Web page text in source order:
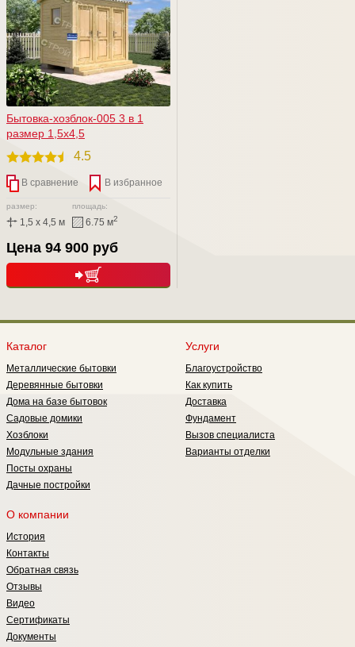
Бытовка-хозблок-005 3 в 1
размер 1,5х4,5
4.5
В сравнение В избранное
размер:
1,5 x 4,5 м
площадь:
6.75 м2
Цена 94 900 руб
Каталог
Металлические бытовки
Деревянные бытовки
Дома на базе бытовок
Садовые домики
Хозблоки
Модульные здания
Посты охраны
Дачные постройки
Услуги
Благоустройство
Как купить
Доставка
Фундамент
Вызов специалиста
Варианты отделки
О компании
История
Контакты
Обратная связь
Отзывы
Видео
Сертификаты
Документы